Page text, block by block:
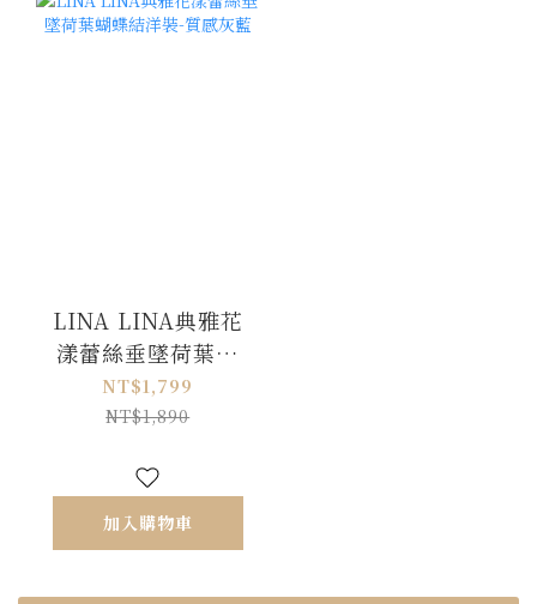
LINA LINA典雅花
漾蕾絲垂墜荷葉蝴
蝶結洋裝-質感灰藍
NT$1,799
NT$1,890
加入購物車